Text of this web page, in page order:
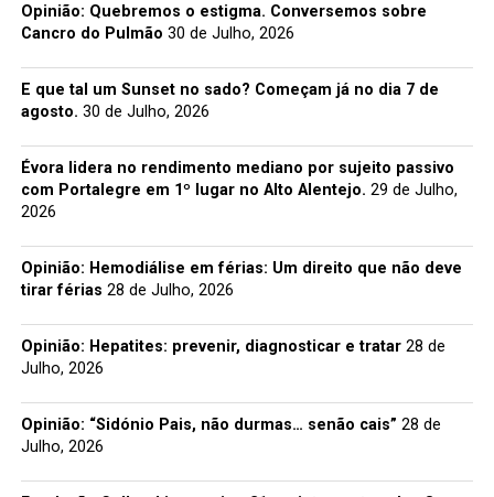
Opinião: Quebremos o estigma. Conversemos sobre
Cancro do Pulmão 30 de Julho, 2026
E que tal um Sunset no sado? Começam já no dia 7 de
agosto. 30 de Julho, 2026
Évora lidera no rendimento mediano por sujeito passivo
com Portalegre em 1º lugar no Alto Alentejo. 29 de Julho,
2026
Opinião: Hemodiálise em férias: Um direito que não deve
tirar férias 28 de Julho, 2026
Opinião: Hepatites: prevenir, diagnosticar e tratar 28 de
Julho, 2026
Opinião: “Sidónio Pais, não durmas… senão cais” 28 de
Julho, 2026